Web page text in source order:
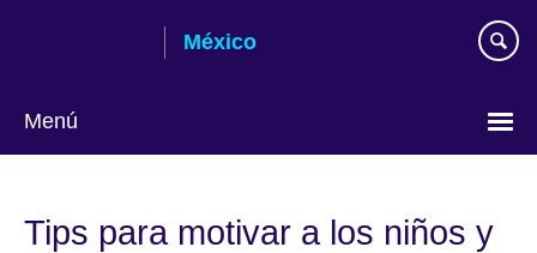
México
Menú
language
Tips para motivar a los niños y